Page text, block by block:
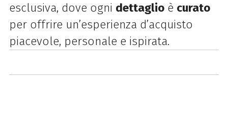
esclusiva, dove ogni dettaglioè curato
per offrire un’esperienza d’acquisto
piacevole, personale e ispirata.